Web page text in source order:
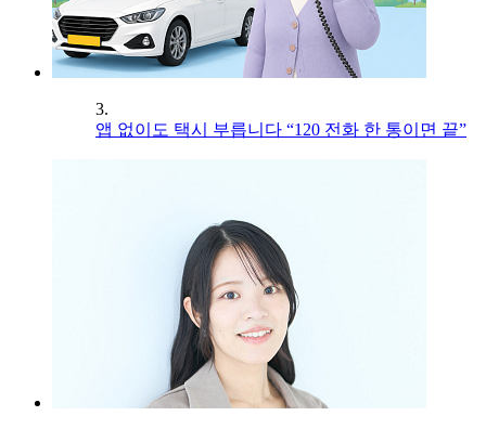
3.
앱 없이도 택시 부릅니다 “120 전화 한 통이면 끝”